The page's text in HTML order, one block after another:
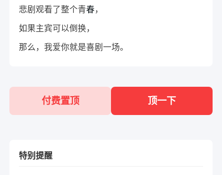
悲剧观看了整个青春 ，
如果主宾可以倒换，
那么，我爱你就是喜剧一场。
付费置顶 顶一下
特别提醒